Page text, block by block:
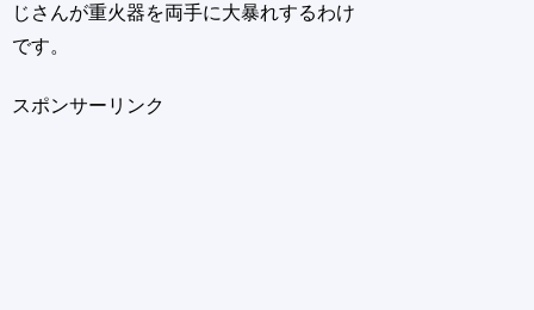
じさんが重火器を両手に大暴れするわけ
です。
スポンサーリンク